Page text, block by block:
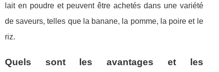
lait en poudre et peuvent être achetés dans une variété
de saveurs, telles que la banane, la pomme, la poire et le
riz.
Quels sont les avantages et les